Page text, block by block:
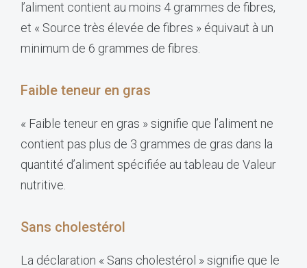
l’aliment contient au moins 4 grammes de fibres,
et « Source très élevée de fibres » équivaut à un
minimum de 6 grammes de fibres.
Faible teneur en gras
« Faible teneur en gras » signifie que l’aliment ne
contient pas plus de 3 grammes de gras dans la
quantité d’aliment spécifiée au tableau de Valeur
nutritive.
Sans cholestérol
La déclaration « Sans cholestérol » signifie que le